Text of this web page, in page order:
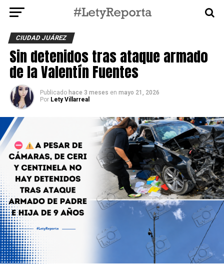
CIUDAD JUÁREZ
Sin detenidos tras ataque armado
de la Valentín Fuentes
Publicado hace 3 meses en mayo 21, 2026
Por Lety Villarreal